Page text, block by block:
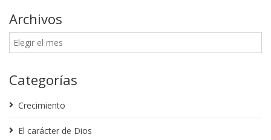
Archivos
Categorías
Crecimiento
El carácter de Dios